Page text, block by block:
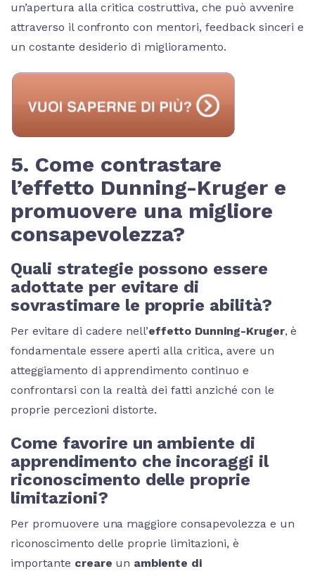
un’apertura alla critica costruttiva, che può avvenire
attraverso il confronto con mentori, feedback sinceri e
un costante desiderio di miglioramento.
5. Come contrastare
l’effetto Dunning-Kruger e
promuovere una migliore
consapevolezza?
Quali strategie possono essere
adottate per evitare di
sovrastimare le proprie abilità?
Per evitare di cadere nell’effetto Dunning-Kruger, è
fondamentale essere aperti alla critica, avere un
atteggiamento di apprendimento continuo e
confrontarsi con la realtà dei fatti anziché con le
proprie percezioni distorte.
Come favorire un ambiente di
apprendimento che incoraggi il
riconoscimento delle proprie
limitazioni?
Per promuovere una maggiore consapevolezza e un
riconoscimento delle proprie limitazioni, è
importante creare un ambiente di